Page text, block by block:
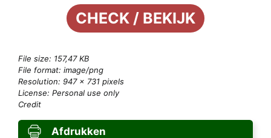
CHECK / BEKIJK
File size: 157,47 KB
File format: image/png
Resolution: 947 × 731 pixels
License: Personal use only
Credit
Afdrukken